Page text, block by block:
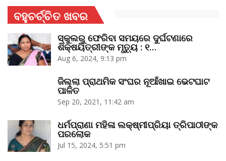
ବହୁଚର୍ଚ୍ଚିତ ଖବର
ସ୍କୁଲରୁ ଫେରିବା ସମୟରେ ଦୁର୍ଘଟଣାରେ
ଶିକ୍ଷୟିତ୍ରୀଙ୍କ ମୃତ୍ୟୁ : ୧…
Aug 6, 2024, 9:13 pm
ଜିଲ୍ଲା ପ୍ରାଥମିକ ସଂଘର ନୂଆଁଖାଇ ଭେଟଘାଟ
ପାଳିତ
Sep 20, 2021, 11:42 am
ଧର୍ମପ୍ରାଣା ମହିଳା ଲକ୍ଷ୍ମୀପ୍ରିୟା ତ୍ରିପାଠୀଙ୍କ
ପରଲୋକ
Jul 15, 2024, 5:51 pm